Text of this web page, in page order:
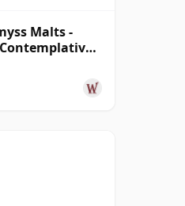
Malts -
年